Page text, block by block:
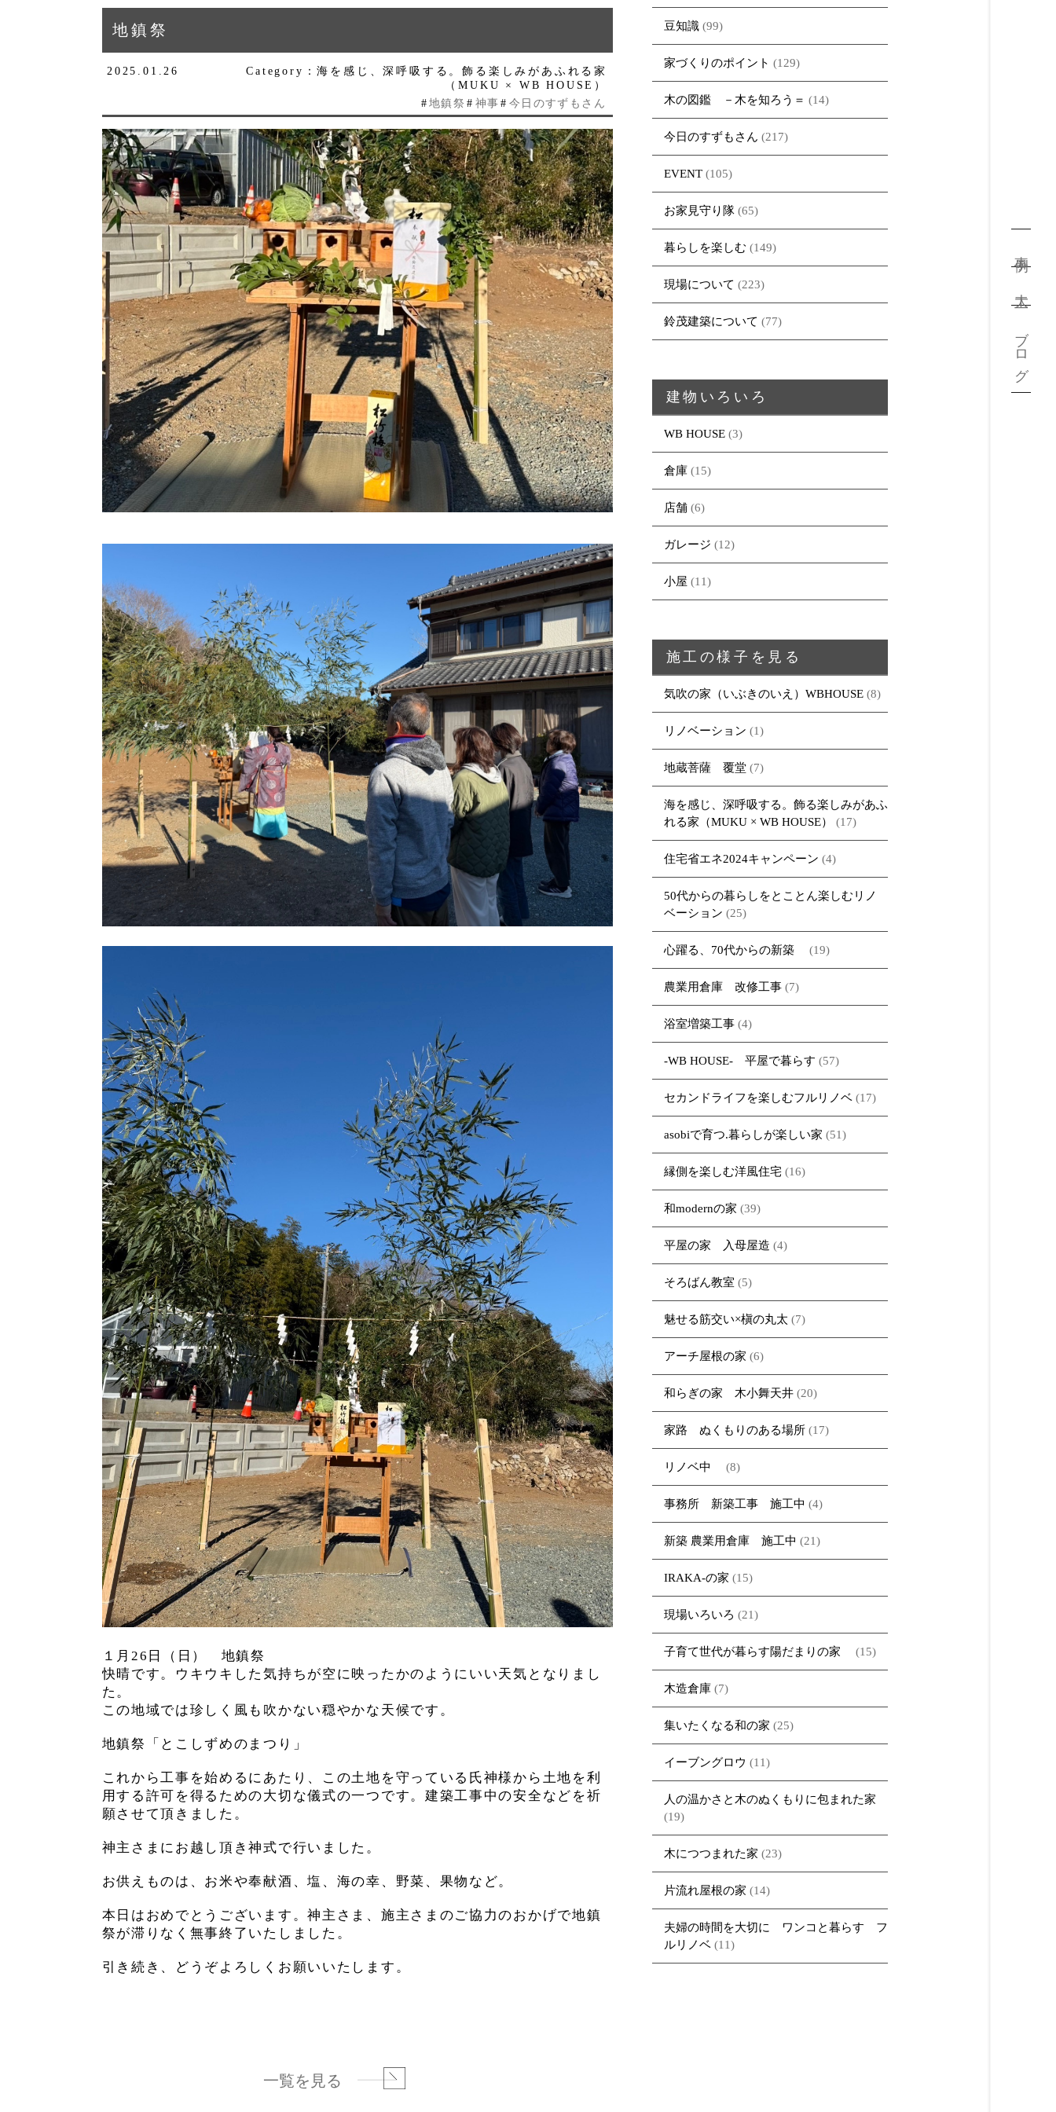
ブログ
地鎮祭
2025.01.26
Category：海を感じ、深呼吸する。飾る楽しみがあふれる家
（MUKU × WB HOUSE）
# 地鎮祭 # 神事 # 今日のすずもさん
１月26日（日） 地鎮祭
快晴です。ウキウキした気持ちが空に映ったかのようにいい天気となりまし
た。
この地域では珍しく風も吹かない穏やかな天候です。
地鎮祭「とこしずめのまつり」
これから工事を始めるにあたり、この土地を守っている氏神様から土地を利
用する許可を得るための大切な儀式の一つです。建築工事中の安全などを祈
願させて頂きました。
神主さまにお越し頂き神式で行いました。
お供えものは、お米や奉献酒、塩、海の幸、野菜、果物など。
本日はおめでとうございます。神主さま、施主さまのご協力のおかげで地鎮
祭が滞りなく無事終了いたしました。
引き続き、どうぞよろしくお願いいたします。
一覧を見る
豆知識(99)
家づくりのポイント (129)
木の図鑑 －木を知ろう＝ (14)
今日のすずもさん (217)
EVENT(105)
お家見守り隊(65)
暮らしを楽しむ (149)
現場について (223)
鈴茂建築について (77)
建物いろいろ
WB HOUSE(3)
倉庫(15)
店舗(6)
ガレージ (12)
小屋 (11)
施工の様子を見る
気吹の家（いぶきのいえ）WBHOUSE(8)
リノベーション (1)
地蔵菩薩 覆堂(7)
海を感じ、深呼吸する。飾る楽しみがあふ
れる家（MUKU × WB HOUSE）
(17)
住宅省エネ2024キャンペーン (4)
50代からの暮らしをとことん楽しむリノ
ベーション (25)
心躍る、70代からの新築 (19)
農業用倉庫 改修工事(7)
浴室増築工事(4)
-WB HOUSE- 平屋で暮らす (57)
セカンドライフを楽しむフルリノベ(17)
asobiで育つ.暮らしが楽しい家 (51)
縁側を楽しむ洋風住宅(16)
和modernの家 (39)
平屋の家 入母屋造 (4)
そろばん教室 (5)
魅せる筋交い×槇の丸太 (7)
アーチ屋根の家 (6)
和らぎの家 木小舞天井(20)
家路 ぬくもりのある場所(17)
リノベ中 (8)
事務所 新築工事 施工中 (4)
新築 農業用倉庫 施工中 (21)
IRAKA-の家 (15)
現場いろいろ (21)
子育て世代が暮らす陽だまりの家 (15)
木造倉庫(7)
集いたくなる和の家 (25)
イーブングロウ (11)
人の温かさと木のぬくもりに包まれた家
(19)
木につつまれた家 (23)
片流れ屋根の家 (14)
夫婦の時間を大切に ワンコと暮らす フ
ルリノベ(11)